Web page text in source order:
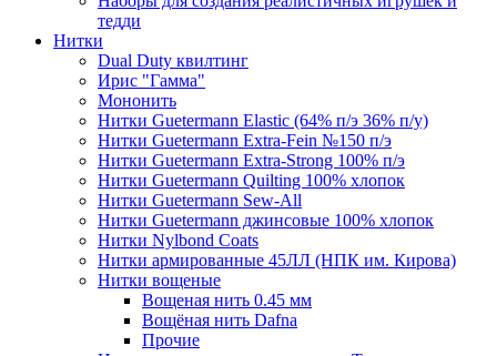
тедди
Нитки
Dual Duty квилтинг
Ирис "Гамма"
Мононить
Нитки Guetermann Elastic (64% п/э 36% п/у)
Нитки Guetermann Extra-Fein №150 п/э
Нитки Guetermann Extra-Strong 100% п/э
Нитки Guetermann Quilting 100% хлопок
Нитки Guetermann Sew-All
Нитки Guetermann джинсовые 100% хлопок
Нитки Nylbond Coats
Нитки армированные 45ЛЛ (НПК им. Кирова)
Нитки вощеные
Вощеная нить 0.45 мм
Вощёная нить Dafna
Прочие